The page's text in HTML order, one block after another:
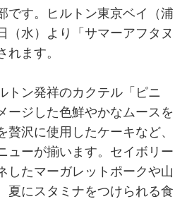
す。ヒルトン東京ベイ（浦
（水）より「サマーアフタヌ
れます。
ン発祥のカクテル「ピニ
ージした色鮮やかなムースを
贅沢に使用したケーキなど、
ューが揃います。セイボリー
したマーガレットポークや山
夏にスタミナをつけられる食